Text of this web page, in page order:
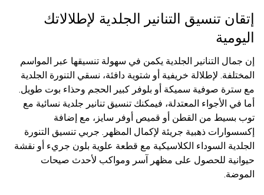
إتقان تنسيق التنانير الجلدية لإطلالاتك
اليومية
إن جمال التنانير الجلدية يكمن في سهولة تنسيقها عبر المواسم
المختلفة. لإطلالة خريفية أو شتوية دافئة، نسقي التنورة الجلدية
مع سترة صوفية سميكة أو بلوفر كبير الحجم وحذاء بوت طويل.
أما في الأجواء المعتدلة، فيمكنك تنسيق تنانير جلدية نسائية مع
توب بسيط من القطن أو قميص أوفر سايز، مع إضافة
إكسسوارات ذهبية جريئة لإكمال المظهر. جربي تنسيق التنورة
الجلدية السوداء الكلاسيكية مع قطعة علوية بلون جريء أو نقشة
حيوانية للحصول على مظهر آسر ومواكب لأحدث صيحات
الموضة.